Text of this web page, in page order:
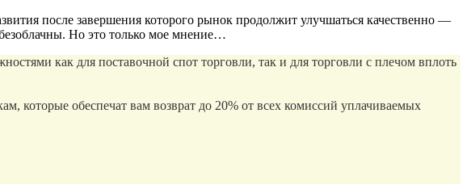
после завершения которого рынок продолжит улучшаться качественно —
Но это только мое мнение…
как для поставочной спот торговли, так и для торговли с плечом вплоть
которые обеспечат вам возврат до 20% от всех комиссий уплачиваемых